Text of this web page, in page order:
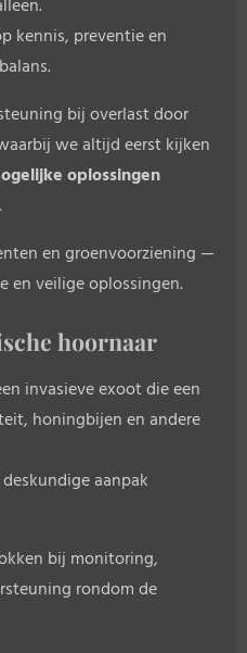
kennis, preventie en
bij overlast door
we altijd eerst kijken
oplossingen
.
en groenvoorziening —
en veilige oplossingen.
hoornaar
invasieve exoot die een
honingbijen en andere
aanpak
bij monitoring,
rondom de